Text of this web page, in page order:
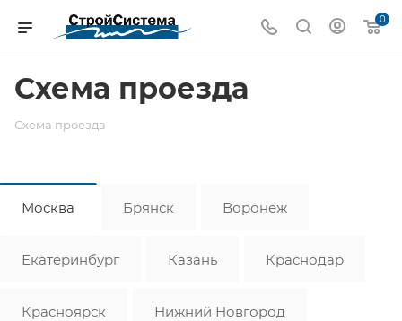
0
Схема проезда
Схема проезда
Москва Брянск Воронеж
Екатеринбург Казань Краснодар
Красноярск Нижний Новгород